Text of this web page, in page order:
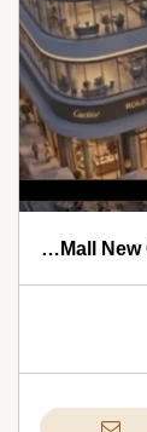
مول فيكي العاصمة الإدارية 2026 VICI Mall New Capital